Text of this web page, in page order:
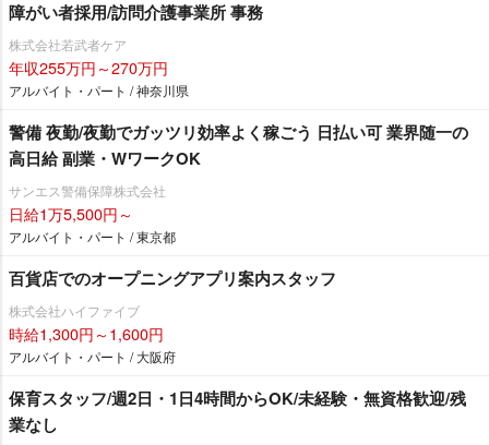
障がい者採用/訪問介護事業所 事務
株式会社若武者ケア
年収255万円～270万円
アルバイト・パート / 神奈川県
警備 夜勤/夜勤でガッツリ効率よく稼ごう 日払い可 業界随一の
高日給 副業・WワークOK
サンエス警備保障株式会社
日給1万5,500円～
アルバイト・パート / 東京都
百貨店でのオープニングアプリ案内スタッフ
株式会社ハイファイブ
時給1,300円～1,600円
アルバイト・パート / 大阪府
保育スタッフ/週2日・1日4時間からOK/未経験・無資格歓迎/残
業なし